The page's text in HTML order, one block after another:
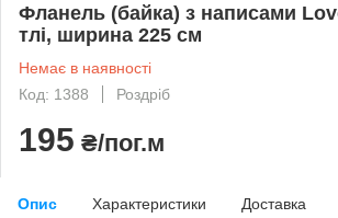
Фланель (байка) з написами
тлі, ширина 225 см
Немає в наявності
Код: 1388
Роздріб
195 ₴/пог.м
Опис Характеристики Доставка